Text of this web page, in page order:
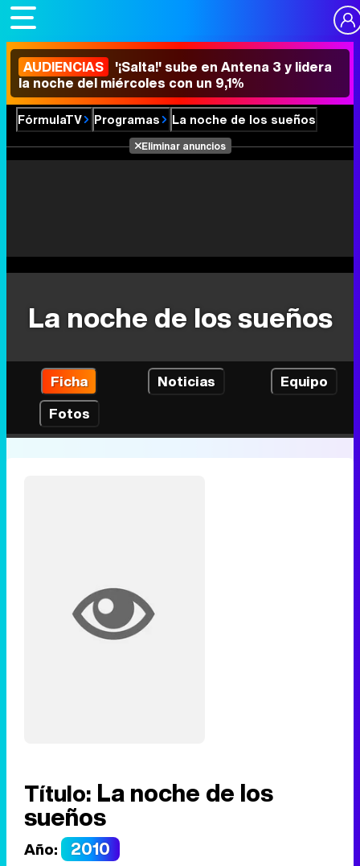
AUDIENCIAS '¡Salta!' sube en Antena 3 y lidera
la noche del miércoles con un 9,1%
FórmulaTV Programas La noche de los sueños
Eliminar anuncios
La noche de los sueños
Ficha Noticias
Equipo
Fotos
Título: La noche de los
sueños
Año: 2010